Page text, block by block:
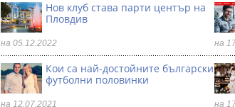
Нов клуб става парти център на
Пловдив
на 05.12.2022 на
Кои са най-достойните български
футболни половинки
на 12.07.2021 на